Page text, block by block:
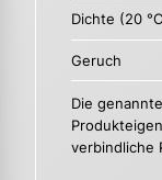
Dichte (20
Geruch
Die
verbindliche